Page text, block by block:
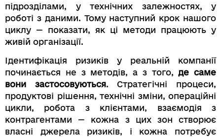
підрозділами, у технічних залежностях, у
роботі з даними. Тому наступний крок нашого
циклу — показати, як ці методи працюють у
живій організації.
Ідентифікація ризиків у реальній компанії
починається не з методів, а з того,де саме
вони застосовуються. Стратегічні процеси,
продуктові рішення, технічні зміни, операційні
цикли, робота з клієнтами, взаємодія з
контрагентами — кожна з цих зон створює
власні джерела ризиків, і кожна потребує